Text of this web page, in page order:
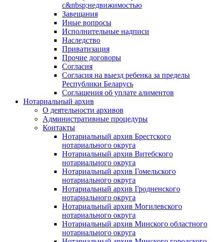
с&nbsp;недвижимостью
Завещания
Иные вопросы
Исполнительные надписи
Наследство
Приватизация
Прочие договоры
Согласия
Согласия на выезд ребенка за пределы
Республики Беларусь
Соглашения об уплате алиментов
Нотариальный архив
О деятельности архивов
Административные процедуры
Контакты
Нотариальный архив Брестского
нотариального округа
Нотариальный архив Витебского
нотариального округа
Нотариальный архив Гомельского
нотариального округа
Нотариальный архив Гродненского
нотариального округа
Нотариальный архив Могилевского
нотариального округа
Нотариальный архив Минского областного
нотариального округа